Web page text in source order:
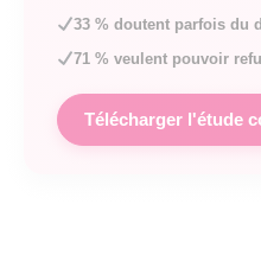
33 % doutent parfois du
71 % veulent pouvoir
Télécharger l'étude